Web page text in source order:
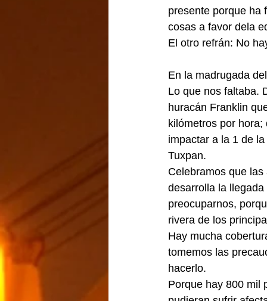
presente porque ha
cosas a favor dela
El otro refrán: No
En la madrugada
Lo que nos faltaba.
huracán Franklin
kilómetros por
impactar a la 1 de
Tuxpan.
Celebramos que
desarrolla la
preocuparnos,
rivera de los
Hay mucha
tomemos las
hacerlo.
Porque hay 800 mil